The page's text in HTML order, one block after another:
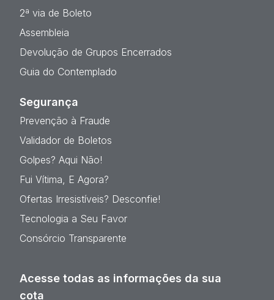
2ª via de Boleto
Assembleia
Devolução de Grupos Encerrados
Guia do Contemplado
Segurança
Prevenção à Fraude
Validador de Boletos
Golpes? Aqui Não!
Fui Vítima, E Agora?
Ofertas Irresistíveis? Desconfie!
Tecnologia a Seu Favor
Consórcio Transparente
Acesse todas as informações da sua
cota